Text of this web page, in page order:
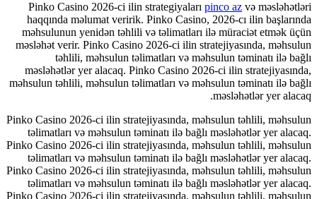
Pinko Casino 2026-ci ilin strategiyaları pinco az və məsləhətləri
haqqında məlumat veririk. Pinko Casino, 2026-cı ilin başlarında
məhsulunun yenidən təhlili və təlimatları ilə müraciət etmək üçün
məsləhət verir. Pinko Casino 2026-ci ilin stratejiyasında, məhsulun
təhlili, məhsulun təlimatları və məhsulun təminatı ilə bağlı
məsləhətlər yer alacaq. Pinko Casino 2026-ci ilin stratejiyasında,
məhsulun təhlili, məhsulun təlimatları və məhsulun təminatı ilə bağlı
məsləhətlər yer alacaq.
Pinko Casino 2026-ci ilin stratejiyasında, məhsulun təhlili, məhsulun
təlimatları və məhsulun təminatı ilə bağlı məsləhətlər yer alacaq.
Pinko Casino 2026-ci ilin stratejiyasında, məhsulun təhlili, məhsulun
təlimatları və məhsulun təminatı ilə bağlı məsləhətlər yer alacaq.
Pinko Casino 2026-ci ilin stratejiyasında, məhsulun təhlili, məhsulun
təlimatları və məhsulun təminatı ilə bağlı məsləhətlər yer alacaq.
Pinko Casino 2026-ci ilin stratejiyasında, məhsulun təhlili, məhsulun